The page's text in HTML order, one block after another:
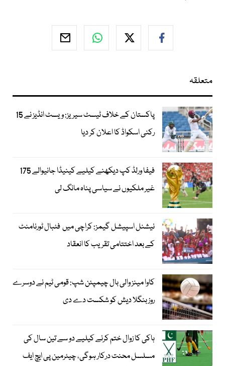
متعلقہ
پاکستان کے خلاف ٹیسٹ سیریز: ویسٹ انڈیز نے 15
رکنی اسکواڈ کا اعلان کر دیا
فیفا ورلڈ کپ دیکھنے کیلیے کینیڈا جانیوالے 175
غیر ملکیوں نے سیاسی پناہ مانگ لی
نیشنل اسپیشل گیمز: کراچی میں فٹبال ٹورنامنٹ
کے بعد اختتامی تقریب کا انعقاد
کاوا مینز والی بال چیمپئن شپ: قومی ٹیم نے دوسرے
روز بنگلا دیش کو شکست دے دی
ہاکی کا زوال ختم کرنے کیلیے دو سے تین سال کی
مسلسل محنت درکار ہوگی، چیئرمین پی ایچ ایف